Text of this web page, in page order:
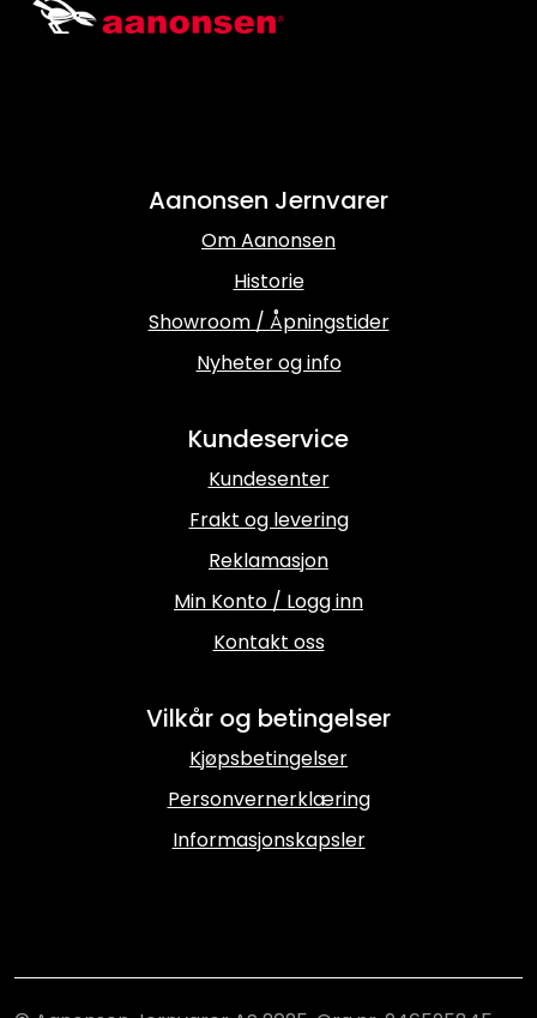
Aanonsen Jernvarer
Om Aanonsen
Historie
Showroom / Åpningstider
Nyheter og info
Kundeservice
Kundesenter
Frakt og levering
Reklamasjon
Min Konto / Logg inn
Kontakt oss
Vilkår og betingelser
Kjøpsbetingelser
Personvernerklæring
Informasjonskapsler